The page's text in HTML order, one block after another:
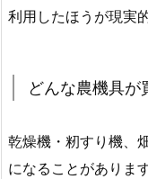
利用したほうが現実
どんな農機具が
乾燥機・籾すり機、
になることがあります